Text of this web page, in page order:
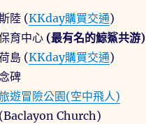
陸 (KKday購買交通)
育中心 (最有名的鯨鯊共游)
島 (KKday購買交通)
碑
遊冒險公園(空中飛人)
Church)